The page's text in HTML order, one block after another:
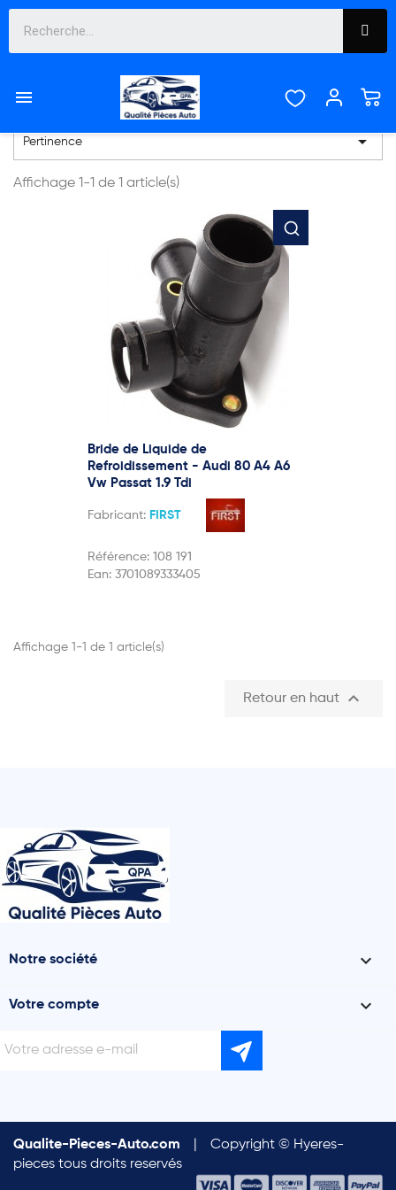

BOITIER D'EAU ET
THERMOSTAT
Pertinence 
Affichage 1-1 de 1 article(s)
Bride de Liquide de
Refroidissement - Audi 80 A4 A6
Vw Passat 1.9 Tdi
Fabricant: FIRST
Référence: 108 191
Ean: 3701089333405
Affichage 1-1 de 1 article(s)
Retour en haut 
Notre société 
Votre compte 
Qualite-Pieces-Auto.com
Copyright © Hyeres-
pieces tous droits reservés